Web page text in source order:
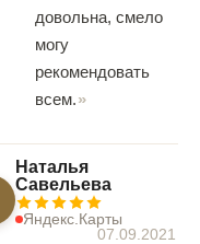
довольна, смело
могу
рекомендовать
всем.
Наталья
Савельева
Яндекс.Карты
07.09.2021